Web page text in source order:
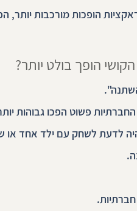
הופכות מורכבות יותר,
הופך בולט יותר?
פשוט הפכו גבוהות
לדעת לשחק עם ילד אחד או